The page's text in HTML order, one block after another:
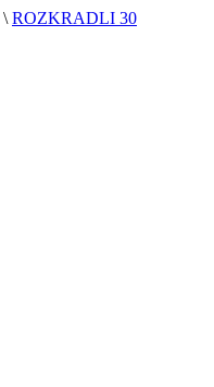
\ ROZKRADLI 30